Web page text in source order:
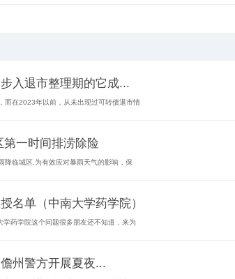
入退市整理期的它成...
而在2023年以前，从未出现过可转债退市情
一时间排涝除险
降临城区,为有效应对暴雨天气的影响，保
名单（中南大学药学院）
药学院这个问题很多朋友还不知道，来为
州警方开展夏夜...